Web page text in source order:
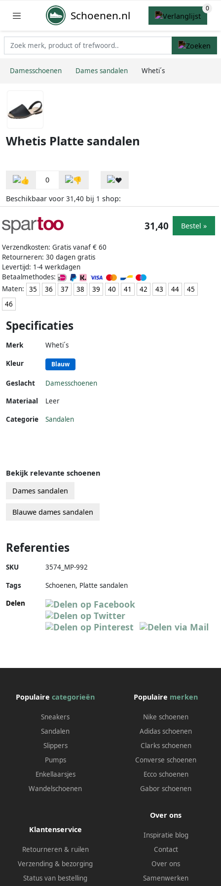
Schoenen.nl
Damesschoenen Dames sandalen Wheti´s
Whetis Platte sandalen
0
Beschikbaar voor 31,40 bij 1 shop:
Verzendkosten: Gratis vanaf € 60
Retourneren: 30 dagen gratis
Levertijd: 1-4 werkdagen
Betaalmethodes:
Maten:
35 36 37 38 39 40 41 42 43 44
45
46
31,40 Bestel »
Specificaties
Merk Wheti´s
Kleur Blauw
Geslacht
Damesschoenen
Materiaal
Leer
Categorie Sandalen
Bekijk relevante schoenen
Dames sandalen
Blauwe dames sandalen
Referenties
SKU 3574_MP-992
Tags
Schoenen, Platte sandalen
Delen
Populaire categorieën
Sneakers
Sandalen
Slippers
Pumps
Enkellaarsjes
Wandelschoenen
Populaire merken
Nike schoenen
Adidas schoenen
Clarks schoenen
Converse schoenen
Ecco schoenen
Gabor schoenen
Klantenservice
Retourneren & ruilen
Verzending & bezorging
Status van bestelling
Over ons
Inspiratie blog
Contact
Over ons
Samenwerken